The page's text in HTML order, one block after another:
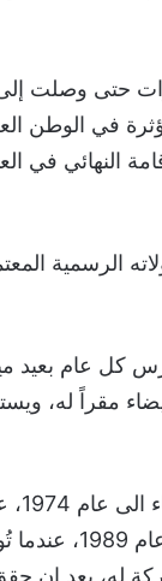
حتى وصلت
في
يوم 20 من شهر مارس
البيضاء
المغربي، أما أول
له، بعد ان